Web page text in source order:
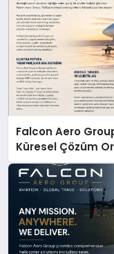
Falcon Aero
Küresel Çözüm